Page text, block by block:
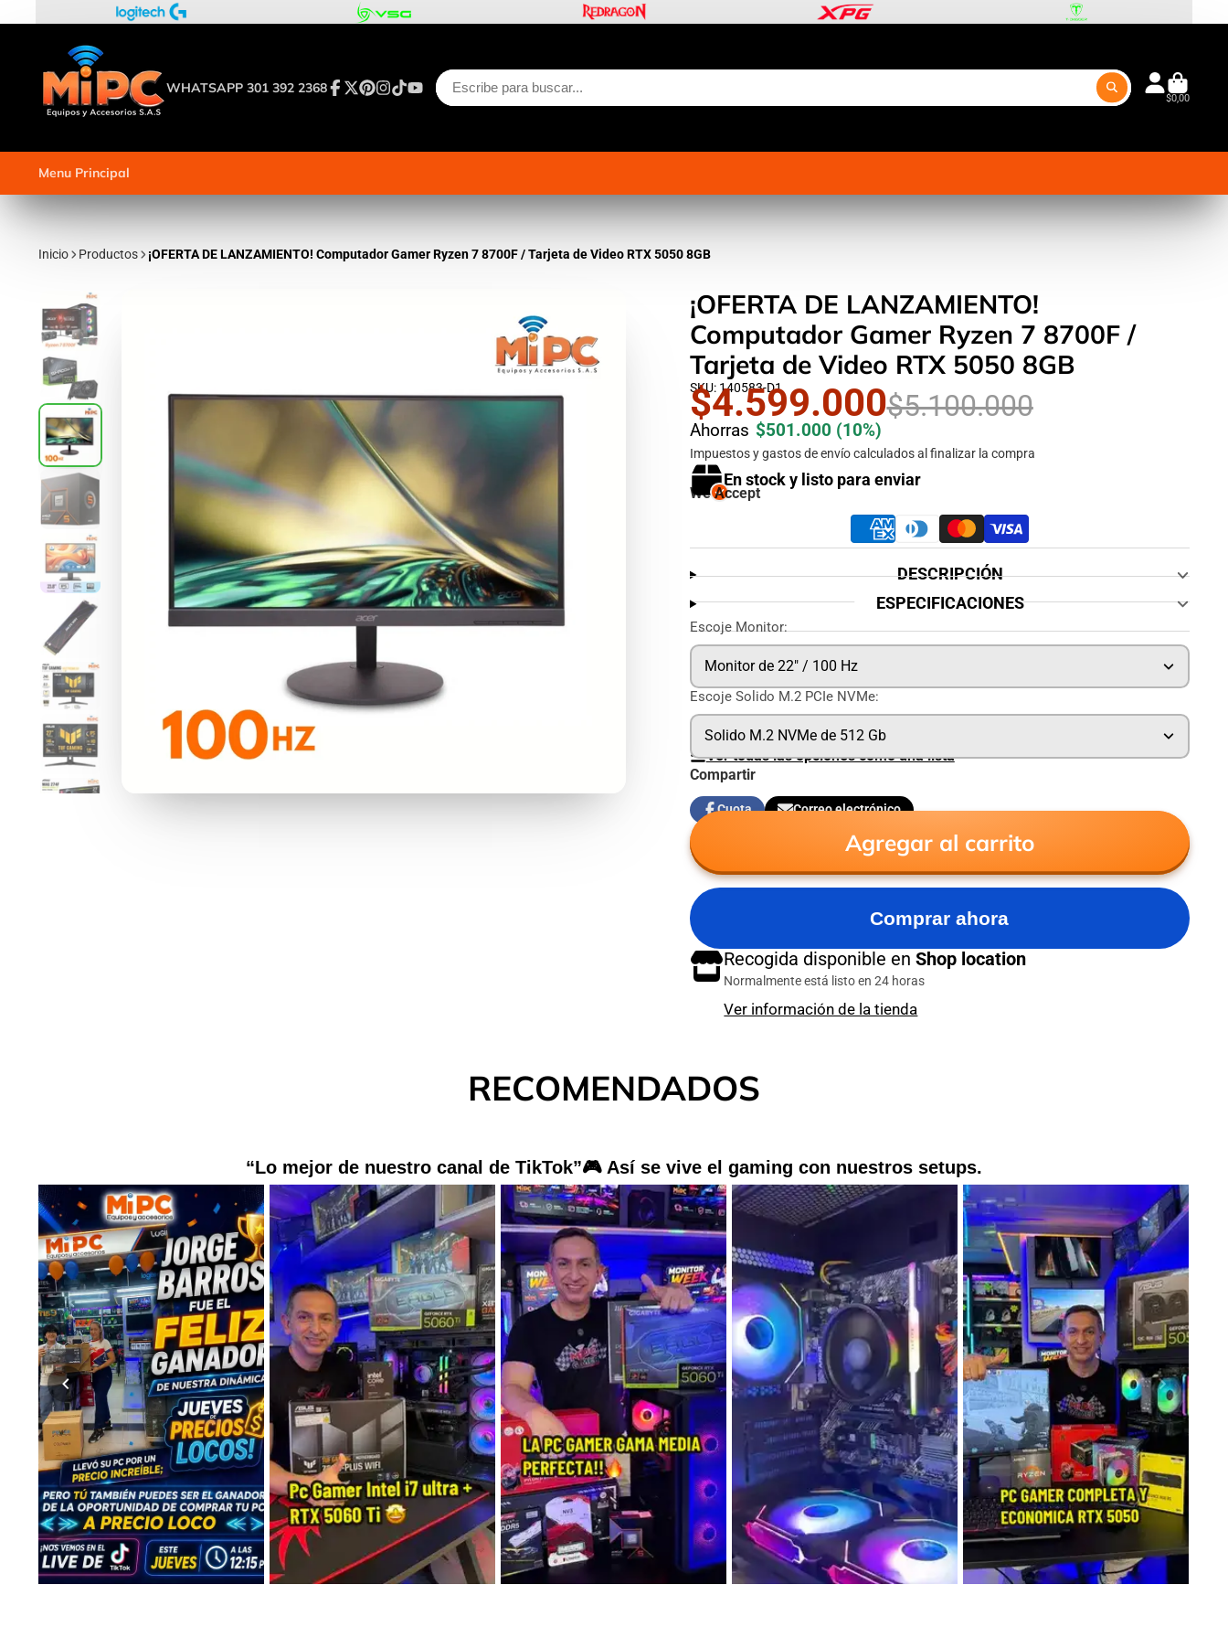
WHATSAPP 301 392 2368
YouTube $0,00
Menu Principal
Inicio Productos ¡OFERTA DE LANZAMIENTO! Computador Gamer Ryzen 7 8700F / Tarjeta de Video RTX 5050 8GB
¡OFERTA DE LANZAMIENTO!
Computador Gamer Ryzen 7 8700F /
Tarjeta de Video RTX 5050 8GB
SKU: 140583-D1
$4.599.000$5.100.000
Ahorras $501.000 (10%)
Impuestos y gastos de envío calculados al finalizar la compra
En stock y listo para enviar
We Accept
DESCRIPCIÓN
ESPECIFICACIONES
Escoje Monitor:
Monitor de 22" / 100 Hz
Escoje Solido M.2 PCIe NVMe:
Solido M.2 NVMe de 512 Gb
Ver todas las opciones como una lista
Compartir
Cuota
Compartir
Se
una
nueva
Correo electrónico
electrónico
Agregar al carrito
Comprar ahora
Recogida disponible enShop location
Normalmente está listo en 24 horas
Ver información de la tienda
RECOMENDADOS
“Lo mejor de nuestro canal de TikTok”🎮 Así se vive el gaming con nuestros setups.